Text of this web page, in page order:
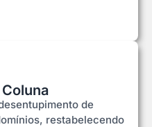
de
restabelecendo